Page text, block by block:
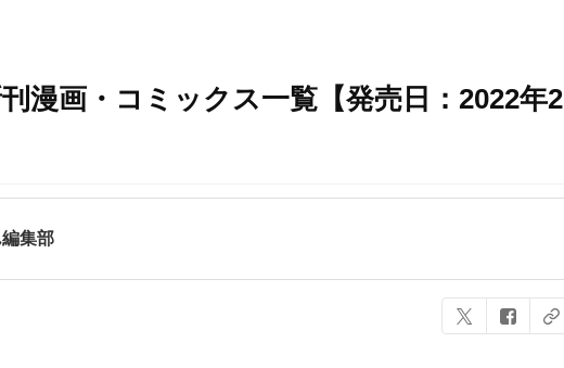
漫画・コミックス一覧【発売日：2022年2
集部